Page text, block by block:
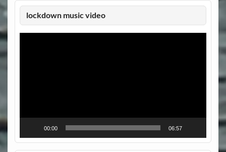
lockdown music video
Video-
00:00 06:57